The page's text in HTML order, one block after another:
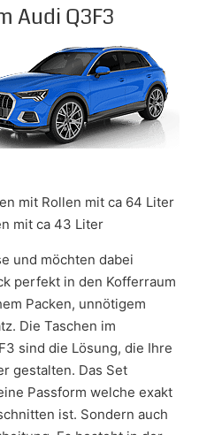
Audi Q3F3
mit Rollen mit ca 64 Liter
mit ca 43 Liter
und möchten dabei
perfekt in den Kofferraum
Packen, unnötigem
Die Taschen im
sind die Lösung, die Ihre
gestalten. Das Set
Passform welche exakt
ist. Sondern auch